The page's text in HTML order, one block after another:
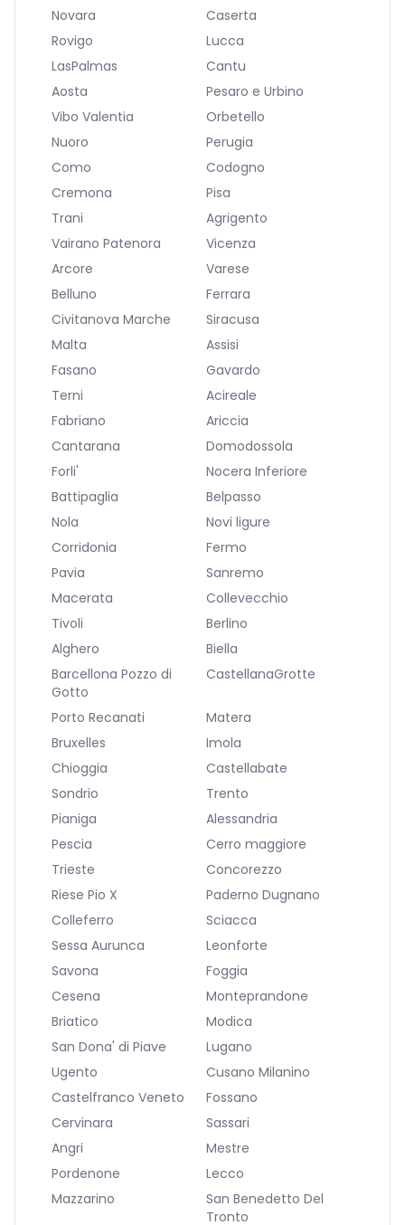
Novara
Caserta
Rovigo
Lucca
LasPalmas
Cantu
Aosta
Pesaro e Urbino
Vibo Valentia
Orbetello
Nuoro
Perugia
Como
Codogno
Cremona
Pisa
Trani
Agrigento
Vairano Patenora
Vicenza
Arcore
Varese
Belluno
Ferrara
Civitanova Marche
Siracusa
Malta
Assisi
Fasano
Gavardo
Terni
Acireale
Fabriano
Ariccia
Cantarana
Domodossola
Forli'
Nocera Inferiore
Battipaglia
Belpasso
Nola
Novi ligure
Corridonia
Fermo
Pavia
Sanremo
Macerata
Collevecchio
Tivoli
Berlino
Alghero
Biella
Barcellona Pozzo di
Gotto
CastellanaGrotte
Porto Recanati
Matera
Bruxelles
Imola
Chioggia
Castellabate
Sondrio
Trento
Pianiga
Alessandria
Pescia
Cerro maggiore
Trieste
Concorezzo
Riese Pio X
Paderno Dugnano
Colleferro
Sciacca
Sessa Aurunca
Leonforte
Savona
Foggia
Cesena
Monteprandone
Briatico
Modica
San Dona' di Piave
Lugano
Ugento
Cusano Milanino
Castelfranco Veneto
Fossano
Cervinara
Sassari
Angri
Mestre
Pordenone
Lecco
Mazzarino
San Benedetto Del
Tronto